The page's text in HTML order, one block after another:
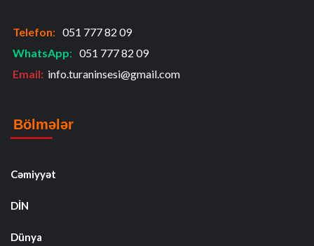
Telefon: 051 777 82 09
WhatsApp: 051 777 82 09
Email: info.turaninsesi@gmail.com
Bölmələr
Cəmiyyət
DİN
Dünya